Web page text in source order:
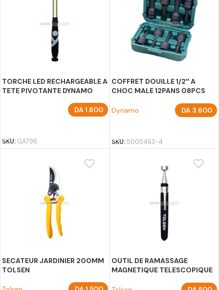
TORCHE LED RECHARGEABLE A
TETE PIVOTANTE DYNAMO
DA1.800
SKU: GA796
COFFRET DOUILLE 1/2″ A
CHOC MALE 12PANS 08PCS
Dynamo
DA 3.600
SKU: 5005463-4
SECATEUR JARDINIER 200MM
TOLSEN
OUTIL DE RAMASSAGE
MAGNETIQUE TELESCOPIQUE